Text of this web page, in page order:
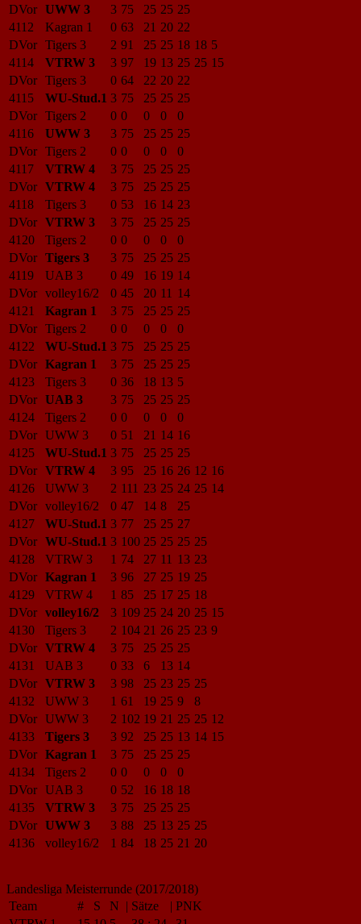
DVor UWW 3 3 75 25 25 25
4112
Kagran 1 0 63 21 20 22
DVor Tigers 3 2 91 25 25 18 18 5
4114
VTRW 3 3 97 19 13 25 25 15
DVor Tigers 3 0 64 22 20 22
4115
WU-Stud.1 3 75 25 25 25
DVor Tigers 2 0 0 0 0
0
4116
UWW 3 3 75 25 25 25
DVor Tigers 2 0 0 0 0
0
4117
VTRW 4 3 75 25 25 25
DVor VTRW 4 3 75 25 25 25
4118
Tigers 3 0 53 16 14 23
DVor VTRW 3 3 75 25 25 25
4120
Tigers 2 0 0 0 0
0
DVor Tigers 3 3 75 25 25 25
4119
UAB 3 0 49 16 19 14
DVor volley16/2 0 45 20 11 14
4121
Kagran 1 3 75 25 25 25
DVor Tigers 2 0 0 0 0
0
4122
WU-Stud.1 3 75 25 25 25
DVor Kagran 1 3 75 25 25 25
4123
Tigers 3 0 36 18 13 5
DVor UAB 3 3 75 25 25 25
4124
Tigers 2 0 0 0 0
0
DVor UWW 3 0 51 21 14 16
4125
WU-Stud.1 3 75 25 25 25
DVor VTRW 4 3 95 25 16 26 12 16
4126
UWW 3 2 111 23 25 24 25 14
DVor volley16/2 0 47 14 8
25
4127
WU-Stud.1 3 77 25 25 27
DVor WU-Stud.1 3 100 25 25 25 25
4128
VTRW 3 1 74 27 11 13 23
DVor Kagran 1 3 96 27 25 19 25
4129
VTRW 4 1 85 25 17 25 18
DVor volley16/2 3 109 25 24 20 25 15
4130
Tigers 3 2 104 21 26 25 23 9
DVor VTRW 4 3 75 25 25 25
4131
UAB 3 0 33 6 13 14
DVor VTRW 3 3 98 25 23 25 25
4132
UWW 3 1 61 19 25 9
8
DVor UWW 3 2 102 19 21 25 25 12
4133
Tigers 3 3 92 25 25 13 14 15
DVor Kagran 1 3 75 25 25 25
4134
Tigers 2 0 0 0 0
0
DVor UAB 3 0 52 16 18 18
4135
VTRW 3 3 75 25 25 25
DVor UWW 3 3 88 25 13 25 25
4136
volley16/2 1 84 18 25 21 20
Landesliga Meisterrunde (2017/2018)
Team
# S N | Sätze | PNK